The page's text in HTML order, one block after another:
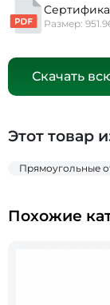
Размер:
Скачать
Этот товар
Прямоугольные
Похожие